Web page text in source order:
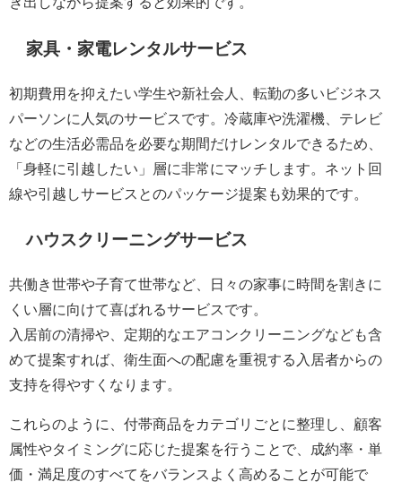
家具・家電レンタルサービス
初期費用を抑えたい学生や新社会人、転勤の多いビジネス
パーソンに人気のサービスです。冷蔵庫や洗濯機、テレビ
などの生活必需品を必要な期間だけレンタルできるため、
「身軽に引越したい」層に非常にマッチします。ネット回
線や引越しサービスとのパッケージ提案も効果的です。
ハウスクリーニングサービス
共働き世帯や子育て世帯など、日々の家事に時間を割きに
くい層に向けて喜ばれるサービスです。
入居前の清掃や、定期的なエアコンクリーニングなども含
めて提案すれば、衛生面への配慮を重視する入居者からの
支持を得やすくなります。
これらのように、付帯商品をカテゴリごとに整理し、顧客
属性やタイミングに応じた提案を行うことで、成約率・単
価・満足度のすべてをバランスよく高めることが可能で